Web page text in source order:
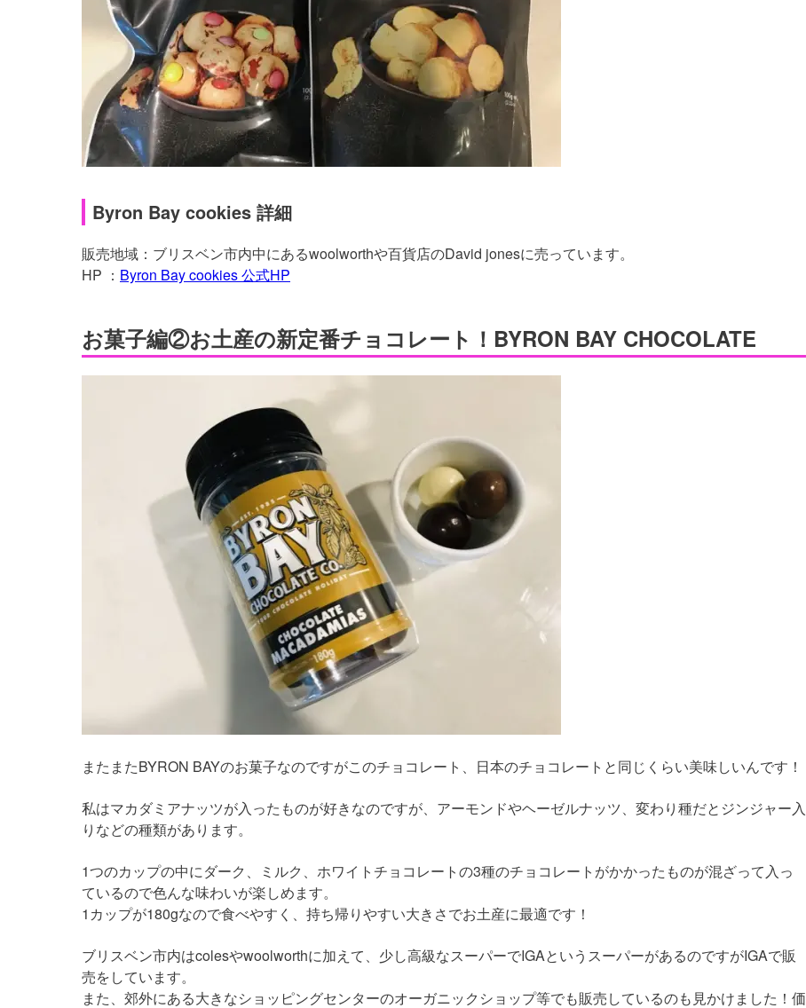
Byron Bay cookies 詳細
販売地域：ブリスベン市内中にあるwoolworthや百貨店のDavid jonesに売っています。
HP ： Byron Bay cookies 公式HP
お菓子編②お土産の新定番チョコレート！BYRON BAY CHOCOLATE
またまたBYRON BAYのお菓子なのですがこのチョコレート、日本のチョコレートと同じくらい美味しいんです！
私はマカダミアナッツが入ったものが好きなのですが、アーモンドやヘーゼルナッツ、変わり種だとジンジャー入
りなどの種類があります。
1つのカップの中にダーク、ミルク、ホワイトチョコレートの3種のチョコレートがかかったものが混ざって入っ
ているので色んな味わいが楽しめます。
1カップが180gなので食べやすく、持ち帰りやすい大きさでお土産に最適です！
ブリスベン市内はcolesやwoolworthに加えて、少し高級なスーパーでIGAというスーパーがあるのですがIGAで販
売をしています。
また、郊外にある大きなショッピングセンターのオーガニックショップ等でも販売しているのも見かけました！価